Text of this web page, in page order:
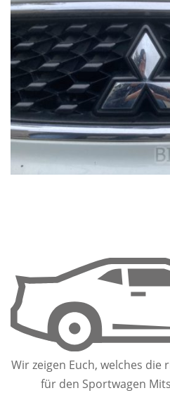
Wir zeigen Euch, welches
für den Sportwagen